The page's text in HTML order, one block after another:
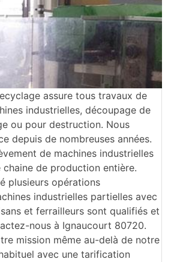
assure tous travaux de
industrielles, découpage de
ou pour destruction. Nous
depuis de nombreuses années.
de machines industrielles
chaine de production entière.
plusieurs opérations
industrielles partielles avec
et ferrailleurs sont qualifiés et
nous à Ignaucourt 80720.
mission même au-delà de notre
avec une tarification